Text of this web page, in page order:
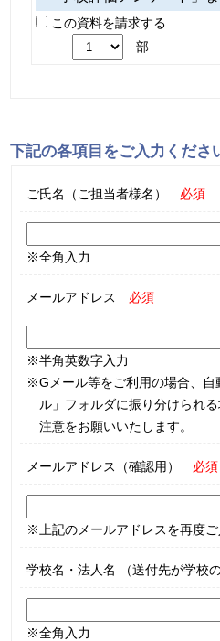
この資料を請求する
部
下記の各項目をご入力くださ
ご氏名（ご担当者様名） 必須
※全角入力
メールアドレス 必須
※半角英数字入力
※Gメール等をご利用の場合、自
ル」フォルダに振り分けられ
注意をお願いいたします。
メールアドレス（確認用） 必須
※上記のメールアドレスを再度ご
学校名・法人名 （送付先が学校
※全角入力